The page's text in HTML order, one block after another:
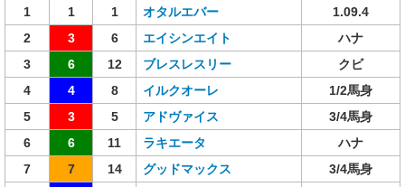
1 1 1 オタルエバー
1.09.4
2
3 6 エイシンエイト
ハナ
3
6 12 ブレスレスリー
クビ
4
4 8 イルクオーレ
1/2馬身
5
3 5 アドヴァイス
3/4馬身
6
6 11 ラキエータ
ハナ
7
7 14 グッドマックス
3/4馬身